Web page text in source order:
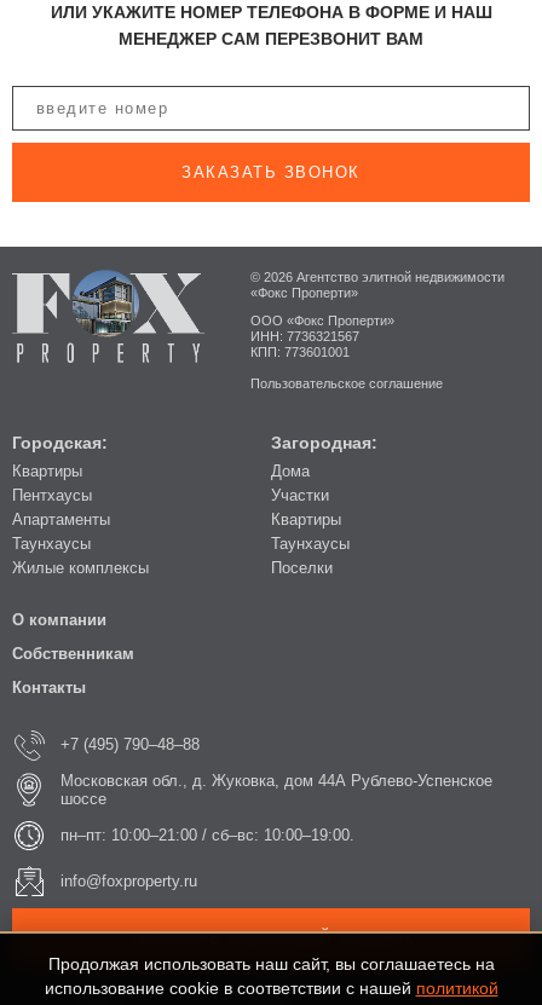
ИЛИ УКАЖИТЕ НОМЕР ТЕЛЕФОНА В ФОРМЕ И НАШ
МЕНЕДЖЕР САМ ПЕРЕЗВОНИТ ВАМ
ЗАКАЗАТЬ ЗВОНОК
© 2026 Агентство элитной недвижимости
«Фокс Проперти»
ООО «Фокс Проперти»
ИНН: 7736321567
КПП: 773601001
Пользовательское соглашение
Городская:
Квартиры
Пентхаусы
Апартаменты
Таунхаусы
Жилые комплексы
Загородная:
Дома
Участки
Квартиры
Таунхаусы
Поселки
О компании
Собственникам
Контакты
+7 (495) 790–48–88
Московская обл., д. Жуковка, дом 44А Рублево-Успенское
шоссе
пн–пт: 10:00–21:00 / сб–вс: 10:00–19:00.
info@foxproperty.ru
ЗАКАЗАТЬ ОБРАТНЫЙ ЗВОНОК
Продолжая использовать наш сайт, вы соглашаетесь на
использование cookie в соответствии с нашей политикой